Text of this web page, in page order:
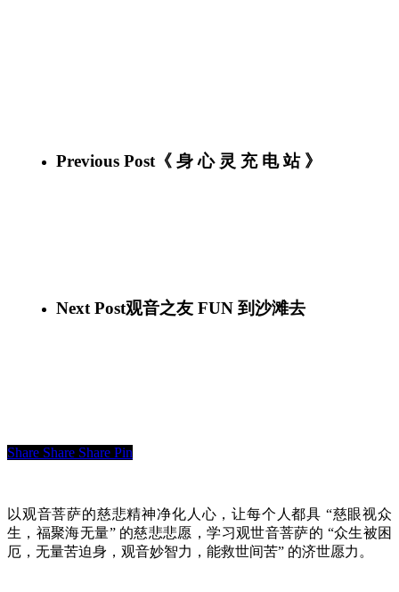
Previous Post 《 身 心 灵 充 电 站 》
Next Post观音之友 FUN 到沙滩去
Share Share Share Pin
以观音菩萨的慈悲精神净化人心，让每个人都具 “慈眼视众
生，福聚海无量” 的慈悲悲愿，学习观世音菩萨的 “众生被困
厄，无量苦迫身，观音妙智力，能救世间苦” 的济世愿力。